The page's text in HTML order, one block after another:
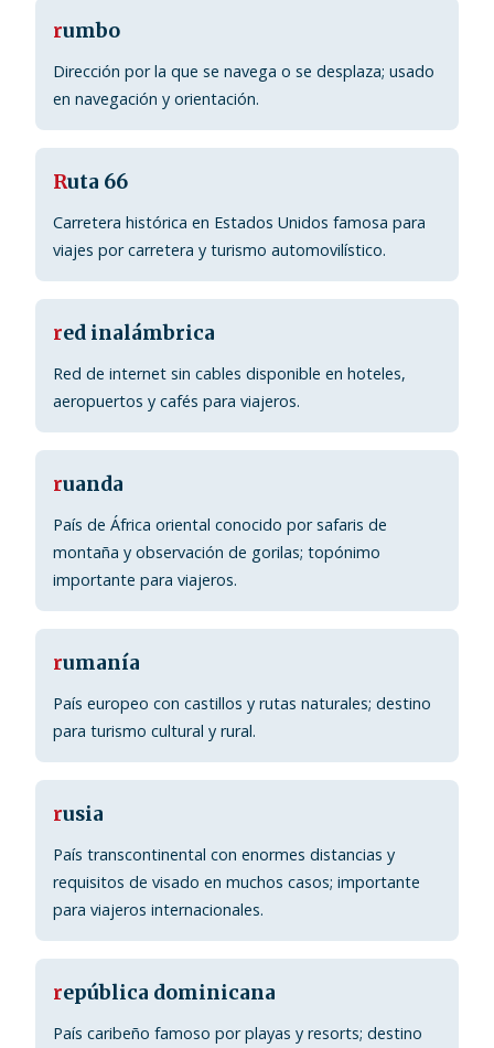
rumbo
Dirección por la que se navega o se desplaza; usado
en navegación y orientación.
Ruta 66
Carretera histórica en Estados Unidos famosa para
viajes por carretera y turismo automovilístico.
red inalámbrica
Red de internet sin cables disponible en hoteles,
aeropuertos y cafés para viajeros.
ruanda
País de África oriental conocido por safaris de
montaña y observación de gorilas; topónimo
importante para viajeros.
rumanía
País europeo con castillos y rutas naturales; destino
para turismo cultural y rural.
rusia
País transcontinental con enormes distancias y
requisitos de visado en muchos casos; importante
para viajeros internacionales.
república dominicana
País caribeño famoso por playas y resorts; destino